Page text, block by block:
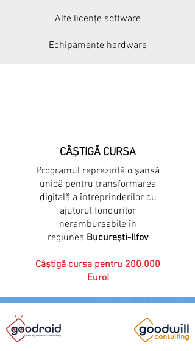
Alte licenţe software
Echipamente hardware
CÂŞTIGĂ CURSA
Programul reprezintă o şansă
unică pentru transformarea
digitală a întreprinderilor cu
ajutorul fondurilor
nerambursabile în
regiunea Bucureşti-Ilfov
Câştigă cursa pentru 200.000
Euro!